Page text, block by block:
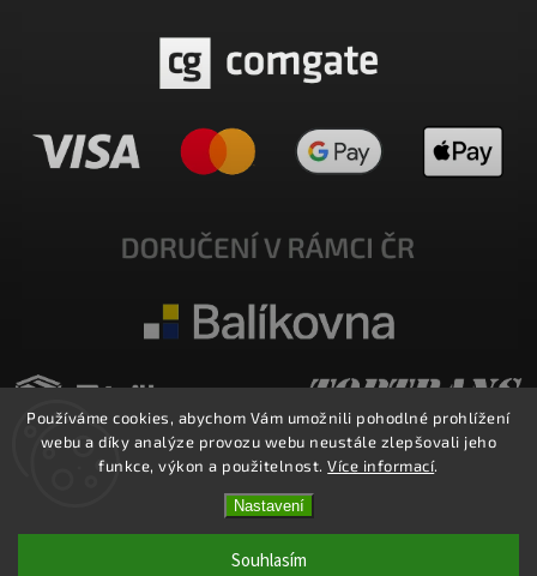
Používáme cookies, abychom Vám umožnili pohodlné prohlížení
webu a díky analýze provozu webu neustále zlepšovali jeho
funkce, výkon a použitelnost.Více informací.
Nastavení
Souhlasím
E-SHOP MILATA. Všechna práva vyhrazena.
Upravit nastavení cookies